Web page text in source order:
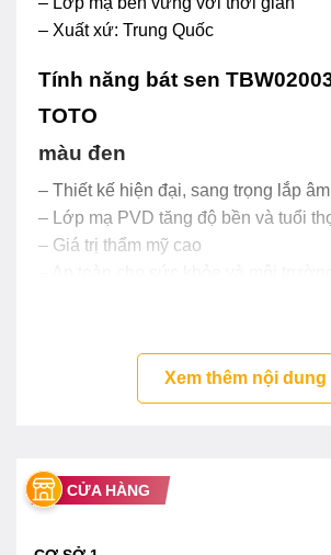
– Xuất xứ: Trung Quốc
Tính năng bát sen
TOTO
màu đen
– Thiết kế hiện đại, sang trọng lắp âm
– Lớp mạ PVD tăng độ bền và tuổi
– Giá trị thẩm mỹ cao
Xem thêm nội dung
CỬA HÀNG